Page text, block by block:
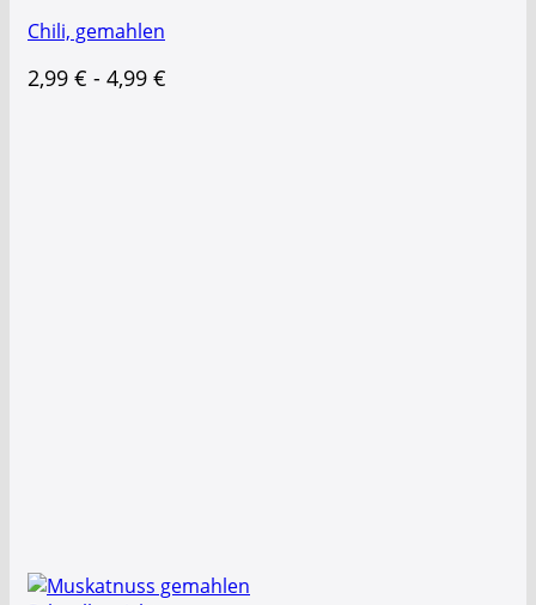
Chili, gemahlen
2,99 € - 4,99 €